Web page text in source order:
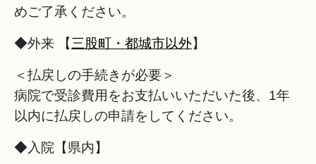
めご了承ください。
◆外来 【三股町・都城市以外】
＜払戻しの手続きが必要＞
病院で受診費用をお支払いいただいた後、1年
以内に払戻しの申請をしてください。
◆入院【県内】